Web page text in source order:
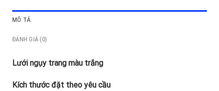
MÔ TẢ
ĐÁNH GIÁ (0)
Lưới ngụy trang màu trắng
Kích thước đặt theo yêu cầu